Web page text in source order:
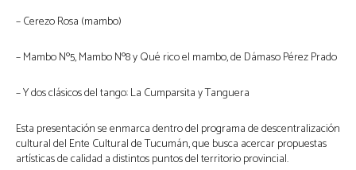
– Cerezo Rosa (mambo)
– Mambo Nº5, Mambo Nº8 y Qué rico el mambo, de Dámaso Pérez Prado
– Y dos clásicos del tango: La Cumparsita y Tanguera
Esta presentación se enmarca dentro del programa de descentralización
cultural del Ente Cultural de Tucumán, que busca acercar propuestas
artísticas de calidad a distintos puntos del territorio provincial.